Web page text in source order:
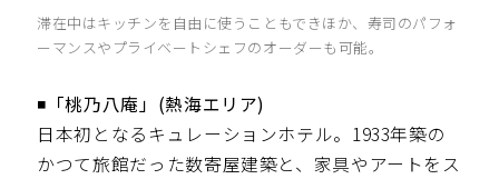
滞在中はキッチンを自由に使うこともできほか、寿司のパフォ
ーマンスやプライベートシェフのオーダーも可能。
◾️「桃乃八庵」(熱海エリア)
日本初となるキュレーションホテル。1933年築の
かつて旅館だった数寄屋建築と、家具やアートをス